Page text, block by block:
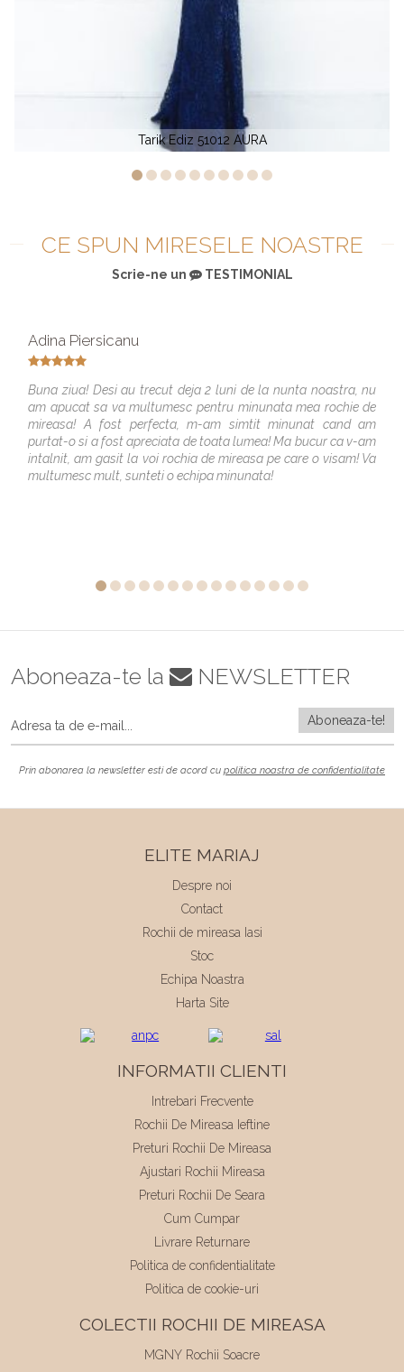
Tarik Ediz 51012 AURA
CE SPUN MIRESELE NOASTRE
Scrie-ne un TESTIMONIAL
Adina Piersicanu
Buna ziua! Desi au trecut deja 2 luni de la nunta noastra, nu
am apucat sa va multumesc pentru minunata mea rochie de
mireasa! A fost perfecta, m-am simtit minunat cand am
purtat-o si a fost apreciata de toata lumea! Ma bucur ca v-am
intalnit, am gasit la voi rochia de mireasa pe care o visam! Va
multumesc mult, sunteti o echipa minunata!
Aboneaza-te la NEWSLETTER
Prin abonarea la newsletter esti de acord cu politica noastra de confidentialitate
ELITE MARIAJ
Despre noi
Contact
Rochii de mireasa Iasi
Stoc
Echipa Noastra
Harta Site
INFORMATII CLIENTI
Intrebari Frecvente
Rochii De Mireasa Ieftine
Preturi Rochii De Mireasa
Ajustari Rochii Mireasa
Preturi Rochii De Seara
Cum Cumpar
Livrare Returnare
Politica de confidentialitate
Politica de cookie-uri
COLECTII ROCHII DE MIREASA
MGNY Rochii Soacre